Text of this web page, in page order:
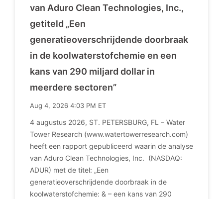
van Aduro Clean Technologies, Inc.,
getiteld „Een
generatieoverschrijdende doorbraak
in de koolwaterstofchemie en een
kans van 290 miljard dollar in
meerdere sectoren”
Aug 4, 2026 4:03 PM ET
4 augustus 2026, ST. PETERSBURG, FL – Water
Tower Research (www.watertowerresearch.com)
heeft een rapport gepubliceerd waarin de analyse
van Aduro Clean Technologies, Inc. (NASDAQ:
ADUR) met de titel: „Een
generatieoverschrijdende doorbraak in de
koolwaterstofchemie: & – een kans van 290